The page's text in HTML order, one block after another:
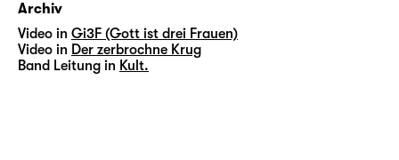
Archiv
Video in Gi3F (Gott ist drei Frauen)
Video in Der zerbrochne Krug
Band Leitung in Kult.